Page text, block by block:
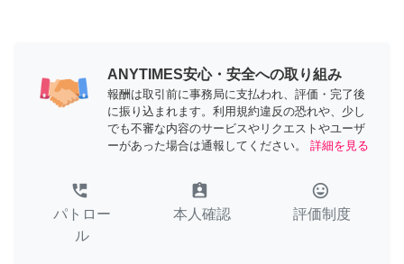
ANYTIMES安心・安全への取り組み
報酬は取引前に事務局に支払われ、評価・完了後
に振り込まれます。利用規約違反の恐れや、少し
でも不審な内容のサービスやリクエストやユーザ
ーがあった場合は通報してください。
詳細を見る
perm_phone_msg
パトロー
ル
assignment_ind
本人確認
tag_faces
評価制度